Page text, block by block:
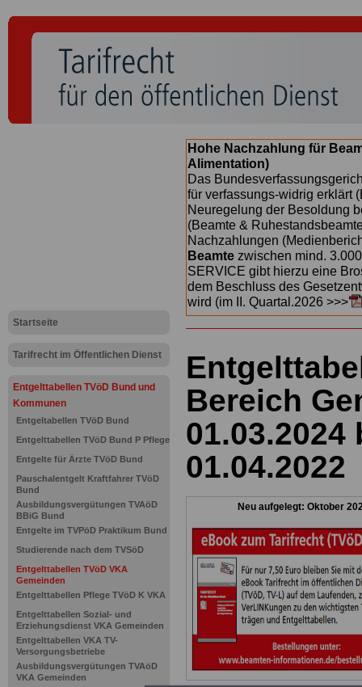
Startseite
Tarifrecht im Öffentlichen Dienst
Entgelttabellen TVöD Bund und
Kommunen
Entgeltabellen TVöD Bund
Entgelttabellen TVöD Bund P Pflege
Entgelte für Ärzte TVöD Bund
Pauschalentgelt Kraftfahrer TVöD
Bund
Ausbildungsvergütungen TVAöD
BBiG Bund
Entgelte im TVPöD Praktikum Bund
Studierende nach dem TVSöD
Entgelttabellen TVöD VKA
Gemeinden
Entgelttabellen Pflege TVöD K VKA
Entgelttabellen Sozial- und
Erziehungsdienst VKA Gemeinden
Entgelttabellen VKA TV-
Versorgungsbetriebe
Ausbildungsvergütungen TVAöD
VKA Gemeinden
Hohe Nachzahlung für
Alimentation)
Das
für verfassungs-widrig erklärt
Neuregelung der Besoldung
(Beamte &
Nachzahlungen
Beamte zwischen mind.
SERVICE gibt hierzu eine
dem Beschluss des
wird (im II. Quartal.2026 >>>
Bereich
01.03.2024
01.04.2022
Neu aufgelegt: Oktober